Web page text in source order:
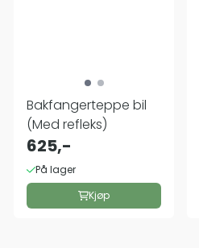
Bakfangerteppe bil
(Med refleks)
625,-
På lager
Kjøp